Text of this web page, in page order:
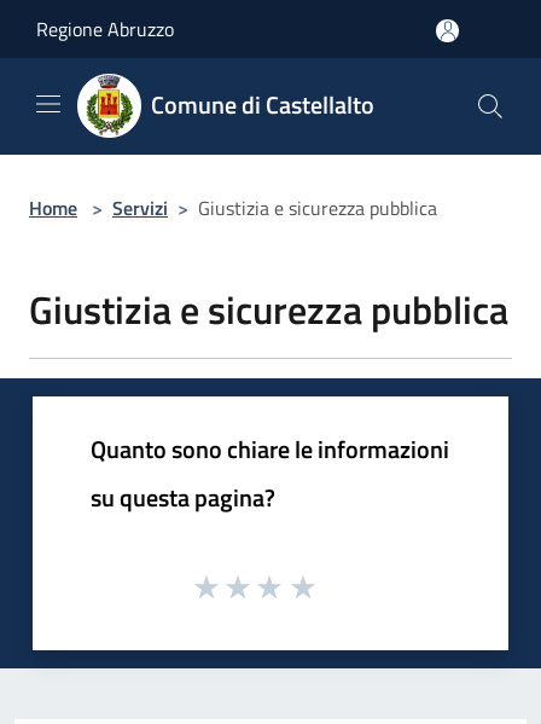
Regione Abruzzo
Comune di Castellalto
Home > Servizi > Giustizia e sicurezza pubblica
Giustizia e sicurezza pubblica
Quanto sono chiare le informazioni
su questa pagina?